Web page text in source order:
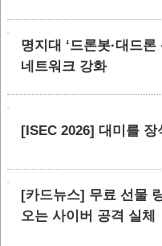
명지대 ‘드론봇·대드
네트워크 강화
[ISEC 2026] 대미를
[카드뉴스] 무료 선물
오는 사이버 공격 실체